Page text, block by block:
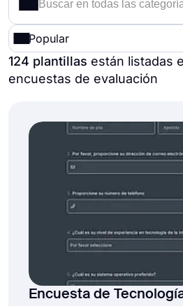
Popular
124 plantillas están listadas
encuestas de evaluación
Encuesta de